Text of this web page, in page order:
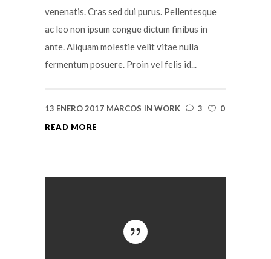
venenatis. Cras sed dui purus. Pellentesque
ac leo non ipsum congue dictum finibus in
ante. Aliquam molestie velit vitae nulla
fermentum posuere. Proin vel felis id...
13 ENERO 2017 MARCOS IN WORK 3
0
READ MORE